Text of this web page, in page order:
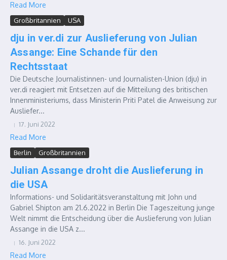
Read More
Großbritannien USA
dju in ver.di zur Auslieferung von Julian
Assange: Eine Schande für den
Rechtsstaat
Die Deutsche Journalistinnen- und Journalisten-Union (dju) in
ver.di reagiert mit Entsetzen auf die Mitteilung des britischen
Innenministeriums, dass Ministerin Priti Patel die Anweisung zur
Ausliefer...
17. Juni 2022
Read More
Berlin Großbritannien
Julian Assange droht die Auslieferung in
die USA
Informations- und Solidaritätsveranstaltung mit John und
Gabriel Shipton am 21.6.2022 in Berlin Die Tageszeitung junge
Welt nimmt die Entscheidung über die Auslieferung von Julian
Assange in die USA z...
16. Juni 2022
Read More